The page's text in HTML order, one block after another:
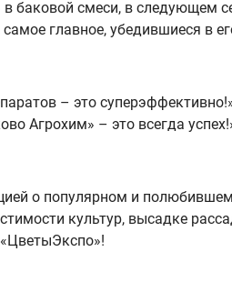
баковой смеси, в следующем
главное, убедившиеся в
– это
Агрохим» – это всегда
о популярном и
культур, высадке